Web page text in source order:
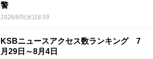
警
2026/8/5(水)18:59
KSBニュースアクセス数ランキング 7
月29日～8月4日